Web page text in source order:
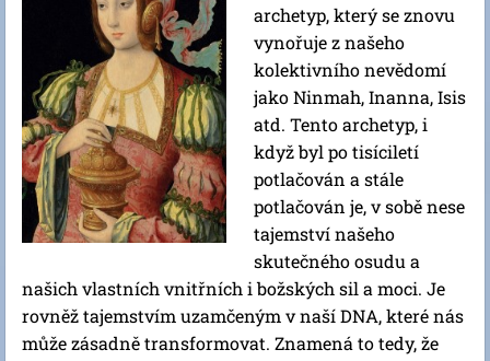
archetyp, který se znovu
vynořuje z našeho
kolektivního nevědomí
jako Ninmah, Inanna, Isis
atd. Tento archetyp, i
když byl po tisíciletí
potlačován a stále
potlačován je, v sobě nese
tajemství našeho
skutečného osudu a
našich vlastních vnitřních i božských sil a moci. Je
rovněž tajemstvím uzamčeným v naší DNA, které nás
může zásadně transformovat. Znamená to tedy, že